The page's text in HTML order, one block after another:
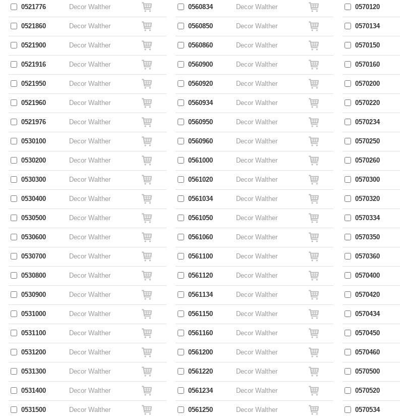
0521776 Decor Walther
0521860 Decor Walther
0521900 Decor Walther
0521916 Decor Walther
0521950 Decor Walther
0521960 Decor Walther
0521976 Decor Walther
0530100 Decor Walther
0530200 Decor Walther
0530300 Decor Walther
0530400 Decor Walther
0530500 Decor Walther
0530600 Decor Walther
0530700 Decor Walther
0530800 Decor Walther
0530900 Decor Walther
0531000 Decor Walther
0531100 Decor Walther
0531200 Decor Walther
0531300 Decor Walther
0531400 Decor Walther
0531500 Decor Walther
0560834 Decor Walther
0560850 Decor Walther
0560860 Decor Walther
0560900 Decor Walther
0560920 Decor Walther
0560934 Decor Walther
0560950 Decor Walther
0560960 Decor Walther
0561000 Decor Walther
0561020 Decor Walther
0561034 Decor Walther
0561050 Decor Walther
0561060 Decor Walther
0561100 Decor Walther
0561120 Decor Walther
0561134 Decor Walther
0561150 Decor Walther
0561160 Decor Walther
0561200 Decor Walther
0561220 Decor Walther
0561234 Decor Walther
0561250 Decor Walther
0570120
0570134
0570150
0570160
0570200
0570220
0570234
0570250
0570260
0570300
0570320
0570334
0570350
0570360
0570400
0570420
0570434
0570450
0570460
0570500
0570520
0570534